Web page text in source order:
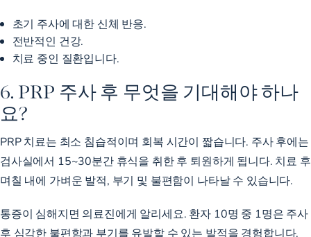
초기 주사에 대한 신체 반응.
전반적인 건강.
치료 중인 질환입니다.
6. PRP 주사 후 무엇을 기대해야 하나
요?
PRP 치료는 최소 침습적이며 회복 시간이 짧습니다. 주사 후에는
검사실에서 15~30분간 휴식을 취한 후 퇴원하게 됩니다. 치료 후
며칠 내에 가벼운 발적, 부기 및 불편함이 나타날 수 있습니다.
통증이 심해지면 의료진에게 알리세요. 환자 10명 중 1명은 주사
후 심각한 불편함과 부기를 유발할 수 있는 발적을 경험합니다.